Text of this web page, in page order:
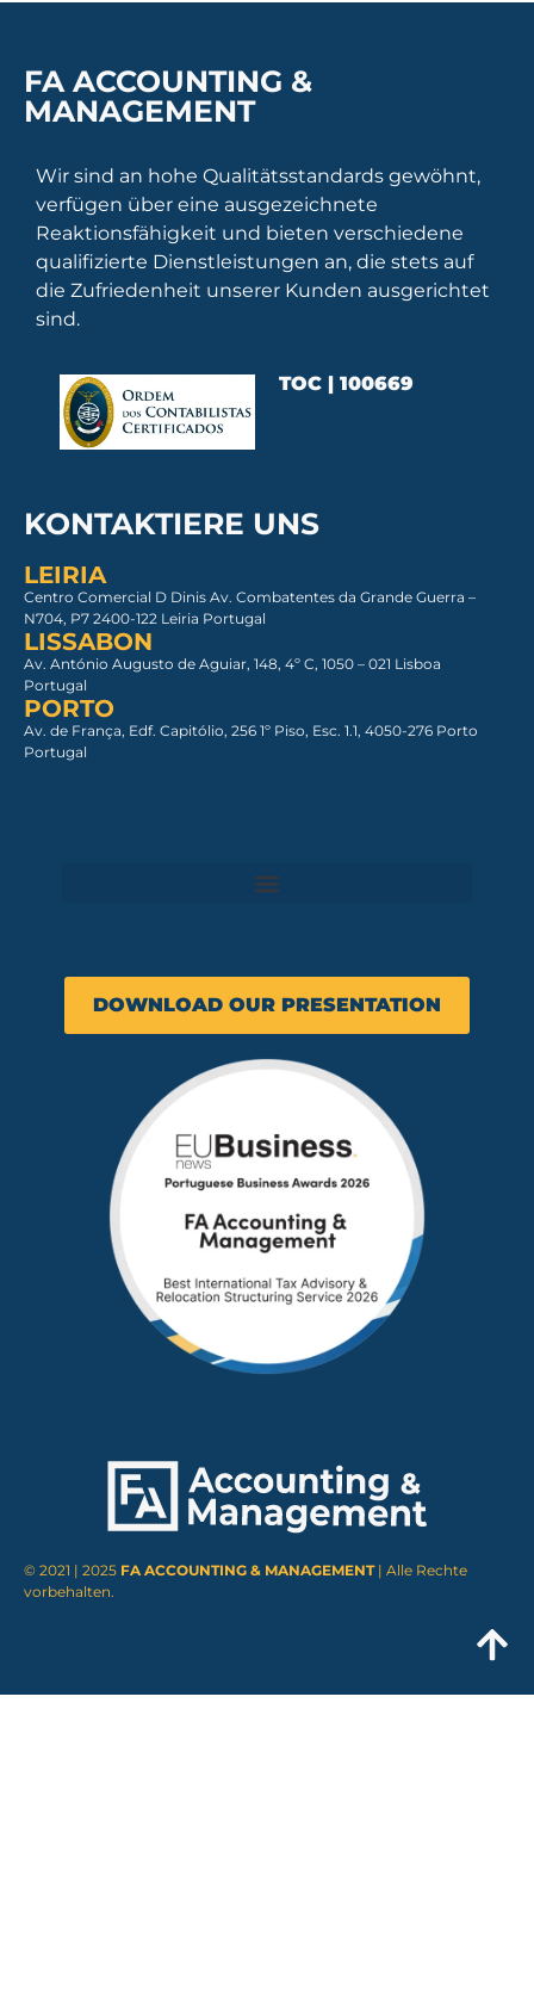
FA ACCOUNTING &
MANAGEMENT
Wir sind an hohe Qualitätsstandards gewöhnt,
verfügen über eine ausgezeichnete
Reaktionsfähigkeit und bieten verschiedene
qualifizierte Dienstleistungen an, die stets auf
die Zufriedenheit unserer Kunden ausgerichtet
sind.
TOC | 100669
KONTAKTIERE UNS
LEIRIA
Centro Comercial D Dinis Av. Combatentes da Grande Guerra –
N704, P7 2400-122 Leiria Portugal
LISSABON
Av. António Augusto de Aguiar, 148, 4º C, 1050 – 021 Lisboa​
Portugal
PORTO
Av. de França, Edf. Capitólio, 256 1º Piso, Esc. 1.1, 4050-276 Porto
Portugal
DOWNLOAD OUR PRESENTATION
© 2021 | 2025 FA ACCOUNTING & MANAGEMENT| Alle Rechte
vorbehalten.